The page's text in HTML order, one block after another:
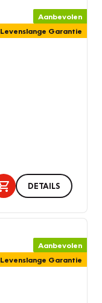
Aanbevolen
Levenslange Garantie
DETAILS
Aanbevolen
Levenslange Garantie